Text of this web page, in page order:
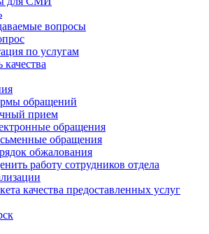
вопросы
по услугам
обращений
прием
обращения
обращения
обжалования
работу сотрудников отдела
качества предоставленных услуг